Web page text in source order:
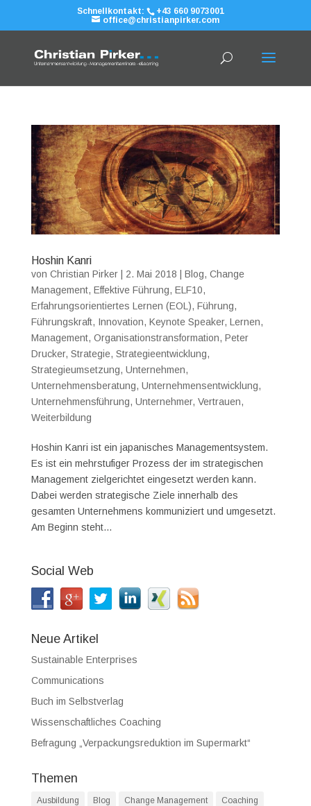
Schnellkontakt:
+43 660 9073001
office@christianpirker.com
Hoshin Kanri
von Christian Pirker| 2. Mai 2018 Blog, Change
Management, Effektive Führung, ELF10,
Erfahrungsorientiertes Lernen (EOL), Führung,
Führungskraft, Innovation, Keynote Speaker, Lernen,
Management, Organisationstransformation, Peter
Drucker, Strategie, Strategieentwicklung,
Strategieumsetzung, Unternehmen,
Unternehmensberatung, Unternehmensentwicklung,
Unternehmensführung, Unternehmer, Vertrauen,
Weiterbildung
Hoshin Kanri ist ein japanisches Managementsystem.
Es ist ein mehrstufiger Prozess der im strategischen
Management zielgerichtet eingesetzt werden kann.
Dabei werden strategische Ziele innerhalb des
gesamten Unternehmens kommuniziert und umgesetzt.
Am Beginn steht...
Social Web
Neue Artikel
Sustainable Enterprises
Communications
Buch im Selbstverlag
Wissenschaftliches Coaching
Befragung „Verpackungsreduktion im Supermarkt“
Themen
Ausbildung Blog Change Management Coaching